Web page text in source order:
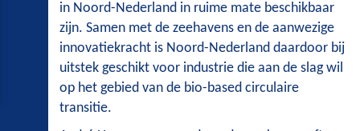
in Noord-Nederland in ruime mate beschikbaar
zijn. Samen met de zeehavens en de aanwezige
innovatiekracht is Noord-Nederland daardoor bij
uitstek geschikt voor industrie die aan de slag wil
op het gebied van de bio-based circulaire
transitie.